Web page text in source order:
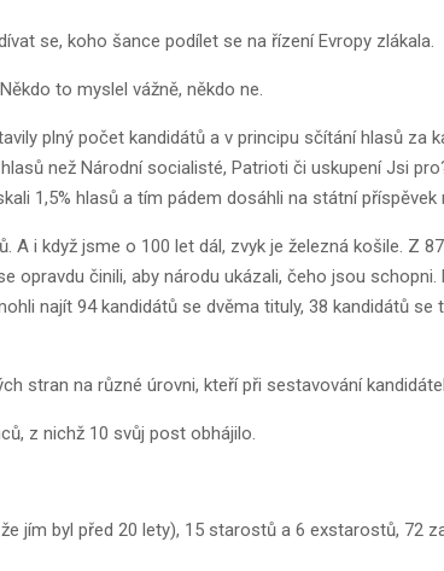
se, koho šance podílet se na řízení Evropy zlákala.
to myslel vážně, někdo ne.
plný počet kandidátů a v principu sčítání hlasů za
než Národní socialisté, Patrioti či uskupení Jsi
1,5% hlasů a tím pádem dosáhli na státní příspěvek
A i když jsme o 100 let dál, zvyk je železná košile. Z
opravdu činili, aby národu ukázali, čeho jsou
najít 94 kandidátů se dvěma tituly, 38 kandidátů
stran na různé úrovni, kteří při sestavování
z nichž 10 svůj post obhájilo.
jím byl před 20 lety), 15 starostů a 6 exstarostů, 72